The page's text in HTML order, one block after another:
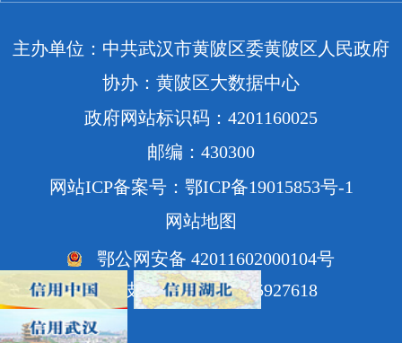
主办单位：中共武汉市黄陂区委黄陂区人民政府
协办：黄陂区大数据中心
政府网站标识码：4201160025
邮编：430300
网站ICP备案号：鄂ICP备19015853号-1
网站地图
鄂公网安备 42011602000104号
网站技术支持电话：85927618